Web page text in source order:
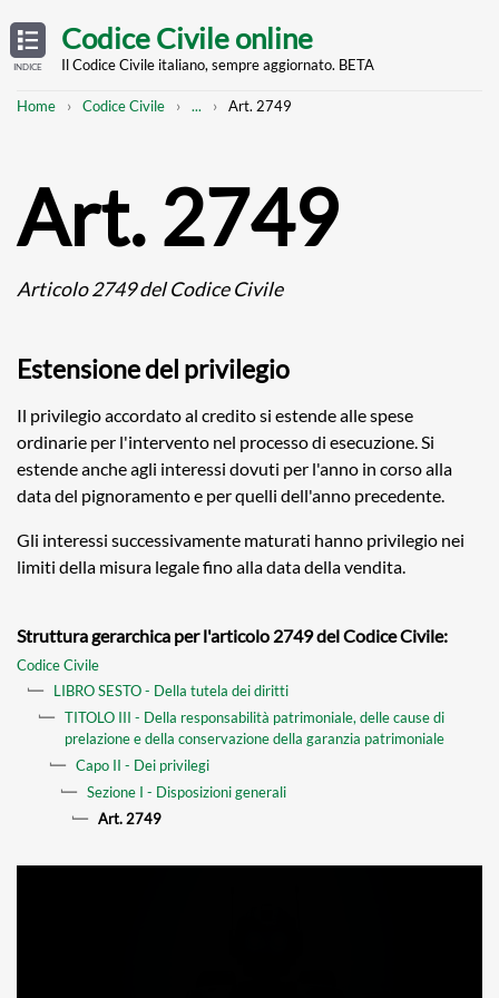
TABLE
OF
CONTENTS
INDICE
main
Codice Civile online
Il Codice Civile italiano, sempre aggiornato. BETA
Breadcrumb
Home Codice Civile
Mostra
... Art. 2749
Art. 2749
Articolo 2749 del Codice Civile
Estensione del privilegio
Il privilegio accordato al credito si estende alle spese
ordinarie per l'intervento nel processo di esecuzione. Si
estende anche agli interessi dovuti per l'anno in corso alla
data del pignoramento e per quelli dell'anno precedente.
Gli interessi successivamente maturati hanno privilegio nei
limiti della misura legale fino alla data della vendita.
Struttura gerarchica per l'articolo 2749 del Codice Civile:
Codice Civile
LIBRO SESTO - Della tutela dei diritti
TITOLO III - Della responsabilità patrimoniale, delle cause di
prelazione e della conservazione della garanzia patrimoniale
Capo II - Dei privilegi
Sezione I - Disposizioni generali
Art. 2749